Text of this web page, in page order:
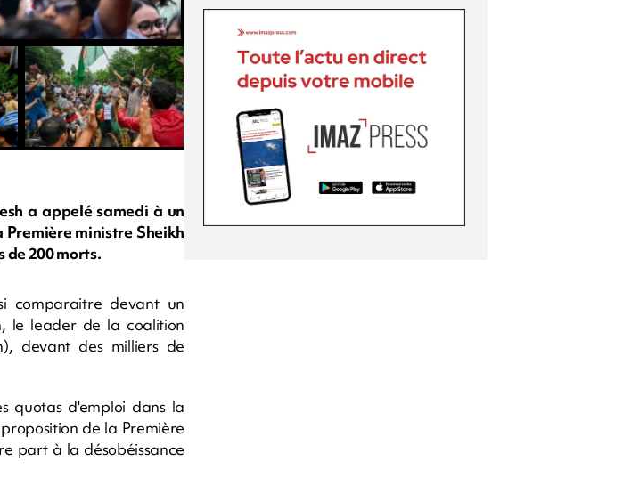
a appelé samedi à un
Première ministre Sheikh
de 200 morts.
comparaitre devant un
le leader de la coalition
devant des milliers de
quotas d'emploi dans la
de la Première
part à la désobéissance